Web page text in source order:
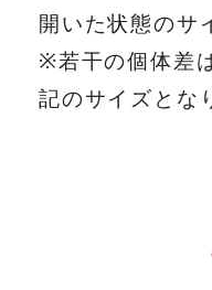
開いた状態の
※若干の個体差
記のサイズとな